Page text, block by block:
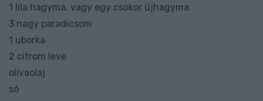
1 lila hagyma, vagy egy csokor újhagyma
3 nagy paradicsom
1 uborka
2 citrom leve
olívaolaj
só